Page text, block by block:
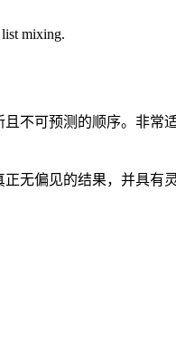
list mixing.
不可预测的顺序。非常
无偏见的结果，并具有